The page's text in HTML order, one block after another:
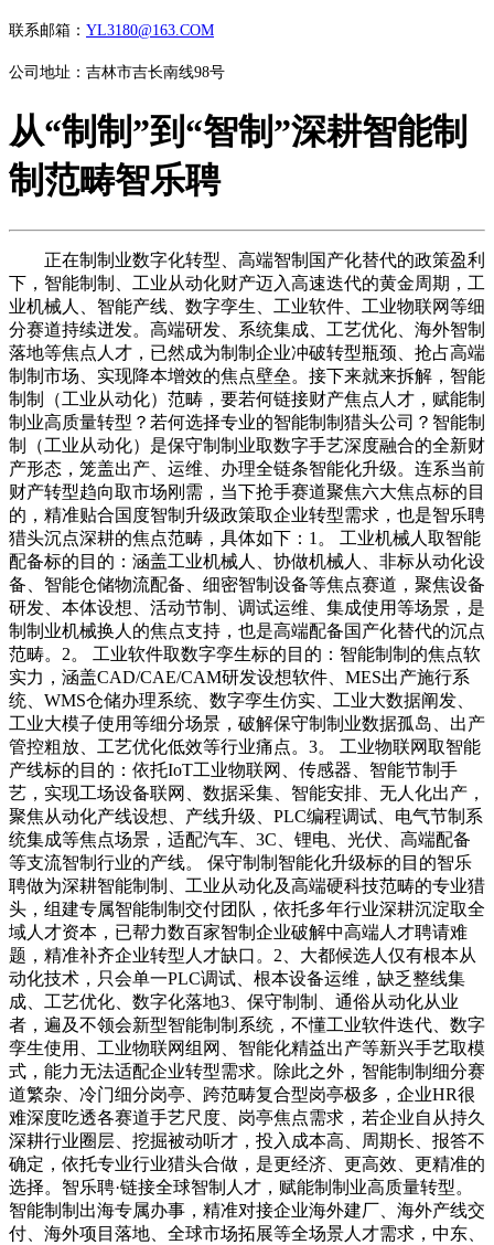
联系邮箱： YL3180@163.COM
公司地址：吉林市吉长南线98号
从“制制”到“智制”深耕智能制
制范畴智乐聘
正在制制业数字化转型、高端智制国产化替代的政策盈利
下，智能制制、工业从动化财产迈入高速迭代的黄金周期，工
业机械人、智能产线、数字孪生、工业软件、工业物联网等细
分赛道持续迸发。高端研发、系统集成、工艺优化、海外智制
落地等焦点人才，已然成为制制企业冲破转型瓶颈、抢占高端
制制市场、实现降本增效的焦点壁垒。接下来就来拆解，智能
制制（工业从动化）范畴，要若何链接财产焦点人才，赋能制
制业高质量转型？若何选择专业的智能制制猎头公司？智能制
制（工业从动化）是保守制制业取数字手艺深度融合的全新财
产形态，笼盖出产、运维、办理全链条智能化升级。连系当前
财产转型趋向取市场刚需，当下抢手赛道聚焦六大焦点标的目
的，精准贴合国度智制升级政策取企业转型需求，也是智乐聘
猎头沉点深耕的焦点范畴，具体如下：1。 工业机械人取智能
配备标的目的：涵盖工业机械人、协做机械人、非标从动化设
备、智能仓储物流配备、细密智制设备等焦点赛道，聚焦设备
研发、本体设想、活动节制、调试运维、集成使用等场景，是
制制业机械换人的焦点支持，也是高端配备国产化替代的沉点
范畴。2。 工业软件取数字孪生标的目的：智能制制的焦点软
实力，涵盖CAD/CAE/CAM研发设想软件、MES出产施行系
统、WMS仓储办理系统、数字孪生仿实、工业大数据阐发、
工业大模子使用等细分场景，破解保守制制业数据孤岛、出产
管控粗放、工艺优化低效等行业痛点。3。 工业物联网取智能
产线标的目的：依托IoT工业物联网、传感器、智能节制手
艺，实现工场设备联网、数据采集、智能安排、无人化出产，
聚焦从动化产线设想、产线升级、PLC编程调试、电气节制系
统集成等焦点场景，适配汽车、3C、锂电、光伏、高端配备
等支流智制行业的产线。 保守制制智能化升级标的目的智乐
聘做为深耕智能制制、工业从动化及高端硬科技范畴的专业猎
头，组建专属智能制制交付团队，依托多年行业深耕沉淀取全
域人才资本，已帮力数百家智制企业破解中高端人才聘请难
题，精准补齐企业转型人才缺口。2、大都候选人仅有根本从
动化技术，只会单一PLC调试、根本设备运维，缺乏整线集
成、工艺优化、数字化落地3、保守制制、通俗从动化从业
者，遍及不领会新型智能制制系统，不懂工业软件迭代、数字
孪生使用、工业物联网组网、智能化精益出产等新兴手艺取模
式，能力无法适配企业转型需求。除此之外，智能制制细分赛
道繁杂、冷门细分岗亭、跨范畴复合型岗亭极多，企业HR很
难深度吃透各赛道手艺尺度、岗亭焦点需求，若企业自从持久
深耕行业圈层、挖掘被动听才，投入成本高、周期长、报答不
确定，依托专业行业猎头合做，是更经济、更高效、更精准的
选择。智乐聘·链接全球智制人才，赋能制制业高质量转型。
智能制制出海专属办事，精准对接企业海外建厂、海外产线交
付、海外项目落地、全球市场拓展等全场景人才需求，中东、